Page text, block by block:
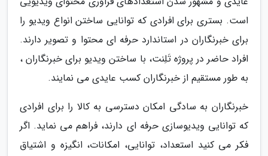
است. بستری برای افرادی که توانایی ساختن انواع ویدیو را
برای خبرنگاران در استاندارد حرفه ای محتوا و تصویر دارند.
افراد حاضر در پروژه تَلِنت، با ساختن ویدیو برای خبرنگاران ،
به طور مستقیم از خبرنگاران کسب عایدی می نمایند.
خبرنگاران به سادگی امکان دسترسی به کالا را برای افرادی
که توانایی ویدیوسازی حرفه ای دارند، فراهم می نماید. اگر
فکر می کنید استعداد، توانایی، امکانات، انگیزه و اشتیاق